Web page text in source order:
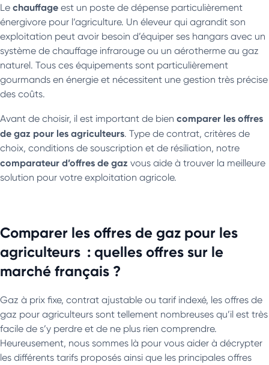
Le chauffage est un poste de dépense particulièrement
énergivore pour l’agriculture. Un éleveur qui agrandit son
exploitation peut avoir besoin d’équiper ses hangars avec un
système de chauffage infrarouge ou un aérotherme au gaz
naturel. Tous ces équipements sont particulièrement
gourmands en énergie et nécessitent une gestion très précise
des coûts.
Avant de choisir, il est important de bien comparer les offres
de gaz pour les agriculteurs. Type de contrat, critères de
choix, conditions de souscription et de résiliation, notre
comparateur d’offres de gaz vous aide à trouver la meilleure
solution pour votre exploitation agricole.
Comparer les offres de gaz pour les
agriculteurs : quelles offres sur le
marché français ?
Gaz à prix fixe, contrat ajustable ou tarif indexé, les offres de
gaz pour agriculteurs sont tellement nombreuses qu’il est très
facile de s’y perdre et de ne plus rien comprendre.
Heureusement, nous sommes là pour vous aider à décrypter
les différents tarifs proposés ainsi que les principales offres